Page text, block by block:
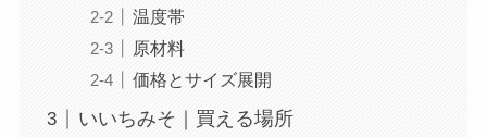
温度帯
原材料
価格とサイズ展開
いいちみそ｜買える場所